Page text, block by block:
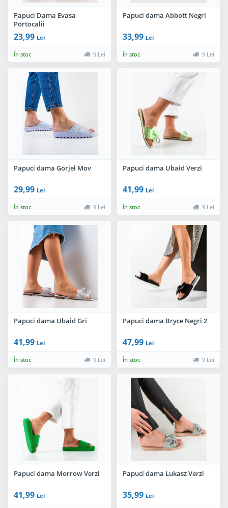
Papuci Dama Evasa
Portocalii
23,99 Lei
În stoc 9 Lei
Papuci dama Abbott Negri
33,99 Lei
În stoc 9 Lei
Papuci dama Gorjel Mov
29,99 Lei
În stoc 9 Lei
Papuci dama Ubaid Verzi
41,99 Lei
În stoc 9 Lei
Papuci dama Ubaid Gri
41,99 Lei
În stoc 9 Lei
Papuci dama Bryce Negri 2
47,99 Lei
În stoc 9 Lei
Papuci dama Morrow Verzi
41,99 Lei
Papuci dama Lukasz Verzi
35,99 Lei